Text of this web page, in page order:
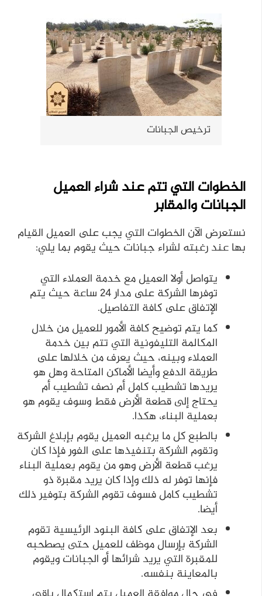
ترخيص الجبانات
الخطوات التي تتم عند شراء العميل
الجبانات والمقابر
نستعرض الآن الخطوات التي يجب على العميل القيام
بها عند رغبته لشراء جبانات حيث يقوم بما يلي:
يتواصل أولا العميل مع خدمة العملاء التي
توفرها الشركة على مدار 24 ساعة حيث يتم
الإتفاق على كافة التفاصيل.
كما يتم توضيح كافة الأمور للعميل من خلال
المكالمة التليفونية التي تتم بين خدمة
العملاء وبينه، حيث يعرف من خلالها على
طريقة الدفع وأيضا الأماكن المتاحة وهل هو
يريدها تشطيب كامل أم نصف تشطيب أم
يحتاج إلى قطعة الأرض فقط وسوف يقوم هو
بعملية البناء، هكذا.
بالطبع كل ما يرغبه العميل يقوم بإبلاغ الشركة
وتقوم الشركة بتنفيذها على الفور فإذا كان
يرغب قطعة الأرض وهو من يقوم بعملية البناء
فإنها توفر له ذلك وإذا كان يريد مقبرة ذو
تشطيب كامل فسوف تقوم الشركة بتوفير ذلك
أيضا.
بعد الإتفاق على كافة البنود الرئيسية تقوم
الشركة بإرسال موظف للعميل حتى يصطحبه
للمقبرة التي يريد شرائها أو الجبانات ويقوم
بالمعاينة بنفسه.